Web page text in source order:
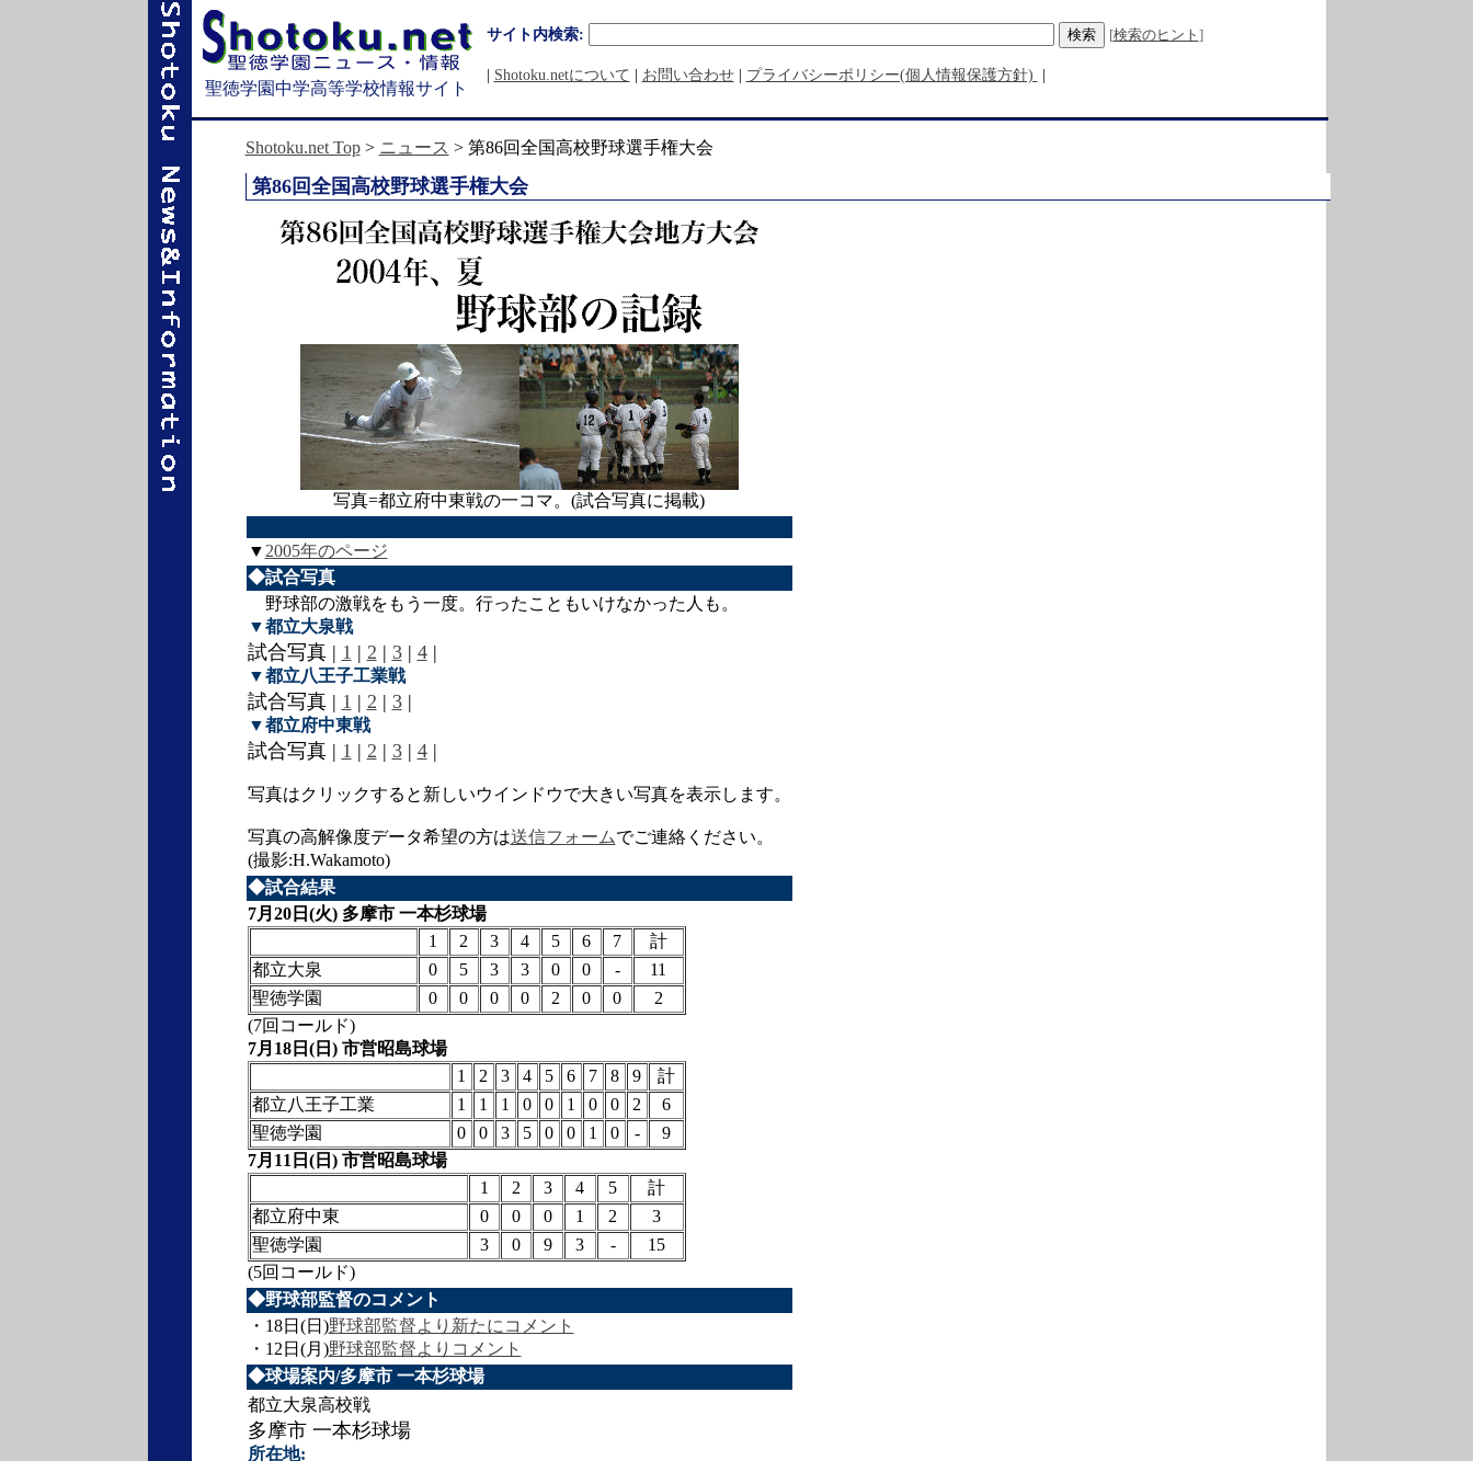
聖徳学園中学高等学校情報サイト
サイト内検索: [検索のヒント ]
| Shotoku.netについて | お問い合わせ| プライバシーポリシー(個人情報保護方針) |
Shotoku.net Top> ニュース > 第86回全国高校野球選手権大会
第86回全国高校野球選手権大会
写真=都立府中東戦の一コマ。(試合写真に掲載)
▼ 2005年のページ
◆試合写真
野球部の激戦をもう一度。行ったこともいけなかった人も。
▼都立大泉戦
試合写真 | 1 | 2 | 3| 4|
▼都立八王子工業戦
試合写真 | 1 | 2 | 3|
▼都立府中東戦
試合写真 | 1 | 2 | 3| 4|
写真はクリックすると新しいウインドウで大きい写真を表示します。
写真の高解像度データ希望の方は送信フォームでご連絡ください。
(撮影:H.Wakamoto)
◆試合結果
7月20日(火) 多摩市 一本杉球場
1
2 3 4 5 6 7
計
都立大泉
0 5 3 3 0 0 -
11
聖徳学園
0 0 0 0 2 0 0
2
(7回コールド)
7月18日(日) 市営昭島球場
1
2 3 4 5 6 7 8 9
計
都立八王子工業
1 1 1 0 0 1 0 0 2
6
聖徳学園
0 0 3 5 0 0 1 0 -
9
7月11日(日) 市営昭島球場
1
2 3 4 5
計
都立府中東
0 0 0 1 2
3
聖徳学園
3 0 9 3 -
15
(5回コールド)
◆野球部監督のコメント
・18日(日)野球部監督より新たにコメント
・12日(月)野球部監督よりコメント
◆球場案内/多摩市 一本杉球場
都立大泉高校戦
多摩市 一本杉球場
所在地: